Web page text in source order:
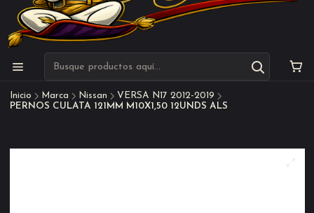
Inicio Marca Nissan
VERSA N17 2012-2019
PERNOS CULATA 121MM M10X1,50 12UNDS ALS